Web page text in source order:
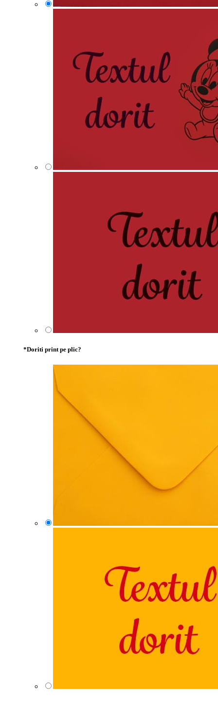
*Doriti print pe plic?